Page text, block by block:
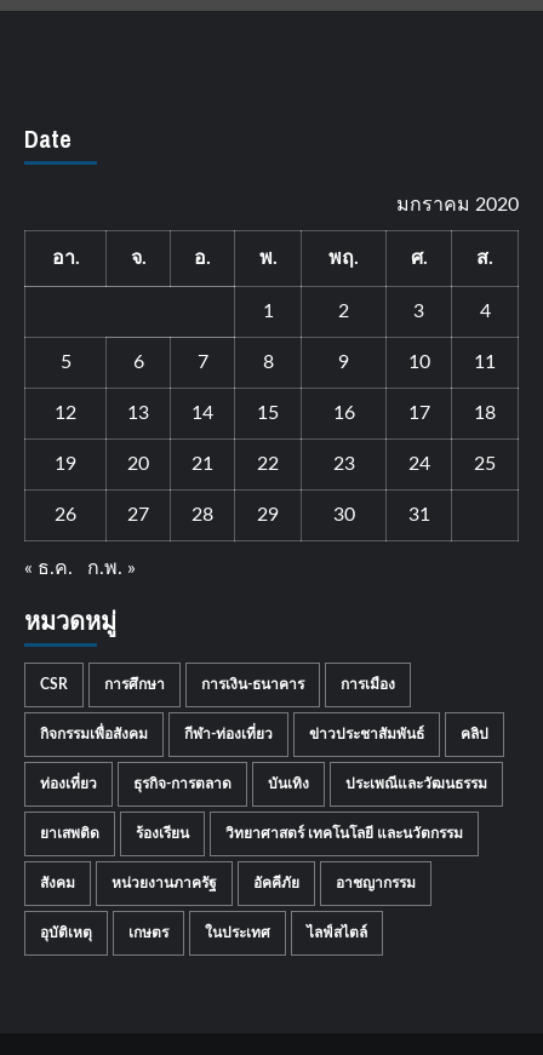
Date
มกราคม 2020
อา. จ. อ. พ. พฤ. ศ. ส.
1 2 3 4
5 6 7 8 9 10 11
12 13 14 15 16 17 18
19 20 21 22 23 24 25
26 27 28 29 30 31
« ธ.ค. ก.พ. »
หมวดหมู่
CSR การศึกษา การเงิน-ธนาคาร การเมือง
กิจกรรมเพื่อสังคม กีฬา-ท่องเที่ยว ข่าวประชาสัมพันธ์ คลิป
ท่องเที่ยว ธุรกิจ-การตลาด บันเทิง ประเพณีและวัฒนธรรม
ยาเสพติด ร้องเรียน วิทยาศาสตร์ เทคโนโลยี และนวัตกรรม
สังคม หน่วยงานภาครัฐ อัคคีภัย อาชญากรรม
อุบัติเหตุ เกษตร ในประเทศ ไลฟ์สไตล์